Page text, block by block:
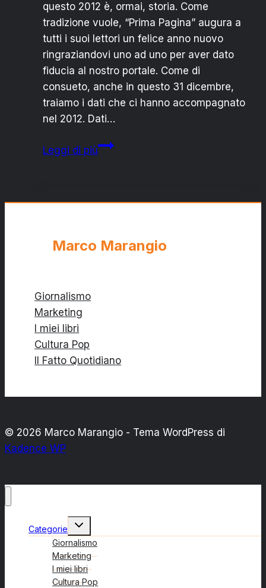
questo 2012 è, ormai, storia. Come
tradizione vuole, “Prima Pagina” augura a
tutti i suoi lettori un felice anno nuovo
ringraziandovi uno ad uno per aver dato
fiducia al nostro portale. Come di
consueto, anche in questo 31 dicembre,
traiamo i dati che ci hanno accompagnato
nel 2012. Dati…
Leggi di piùBUON
ANNO
Marco Marangio
Giornalismo
Marketing
I miei libri
Cultura Pop
Il Fatto Quotidiano
© 2026 Marco Marangio - Tema WordPress di
Kadence WP
Categorie
Alterna
menu
figlio
Giornalismo
Marketing
I miei libri
Cultura Pop